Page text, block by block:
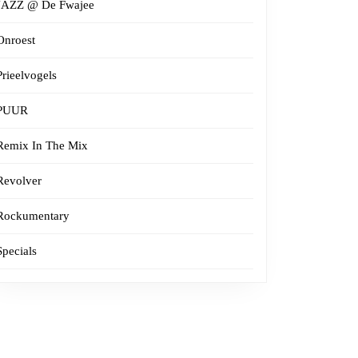
@ De Fwajee
In The Mix